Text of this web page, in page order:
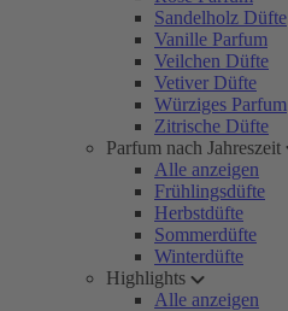
Sandelholz Düfte
Vanille Parfum
Veilchen Düfte
Vetiver Düfte
Würziges Parfum
Zitrische Düfte
Parfum nach Jahreszeit
Alle anzeigen
Frühlingsdüfte
Herbstdüfte
Sommerdüfte
Winterdüfte
Highlights
Alle anzeigen